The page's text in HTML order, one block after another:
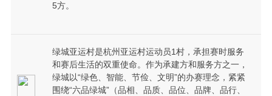
5方。
绿城亚运村是杭州亚运村运动员1村，承担赛时服务
和赛后生活的双重使命。作为承建方和服务方之一，
绿城以“绿色、智能、节俭、文明”的办赛理念，紧紧
围绕“六品绿城”（品相、品质、品位、品牌、品行、